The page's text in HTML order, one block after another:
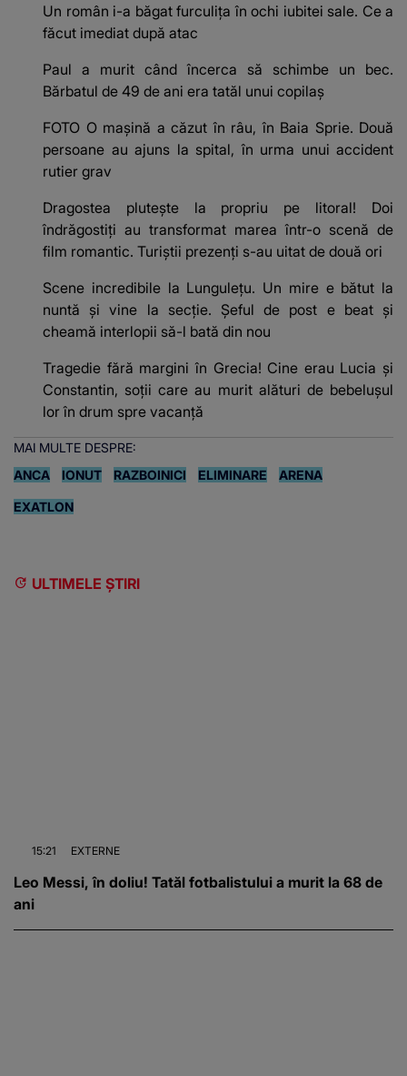
Un român i-a băgat furculița în ochi iubitei sale. Ce a
făcut imediat după atac
Paul a murit când încerca să schimbe un bec.
Bărbatul de 49 de ani era tatăl unui copilaș
FOTO O mașină a căzut în râu, în Baia Sprie. Două
persoane au ajuns la spital, în urma unui accident
rutier grav
Dragostea plutește la propriu pe litoral! Doi
îndrăgostiți au transformat marea într-o scenă de
film romantic. Turiștii prezenți s-au uitat de două ori
Scene incredibile la Lungulețu. Un mire e bătut la
nuntă și vine la secție. Șeful de post e beat și
cheamă interlopii să-l bată din nou
Tragedie fără margini în Grecia! Cine erau Lucia și
Constantin, soții care au murit alături de bebelușul
lor în drum spre vacanță
MAI MULTE DESPRE:
ANCA
IONUT RAZBOINICI ELIMINARE ARENA
EXATLON
ULTIMELE ȘTIRI
15:21 EXTERNE
Leo Messi, în doliu! Tatăl fotbalistului a murit la 68 de
ani